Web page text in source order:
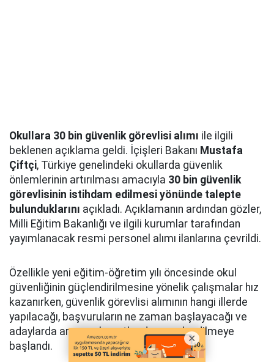
Okullara 30 bin güvenlik görevlisi alımı ile ilgili
beklenen açıklama geldi. İçişleri Bakanı Mustafa
Çiftçi, Türkiye genelindeki okullarda güvenlik
önlemlerinin artırılması amacıyla 30 bin güvenlik
görevlisinin istihdam edilmesi yönünde talepte
bulunduklarını açıkladı. Açıklamanın ardından gözler,
Milli Eğitim Bakanlığı ve ilgili kurumlar tarafından
yayımlanacak resmi personel alımı ilanlarına çevrildi.
Özellikle yeni eğitim-öğretim yılı öncesinde okul
güvenliğinin güçlendirilmesine yönelik çalışmalar hız
kazanırken, güvenlik görevlisi alımının hangi illerde
yapılacağı, başvuruların ne zaman başlayacağı ve
adaylarda aranacak şartlar da merak edilmeye
başlandı.